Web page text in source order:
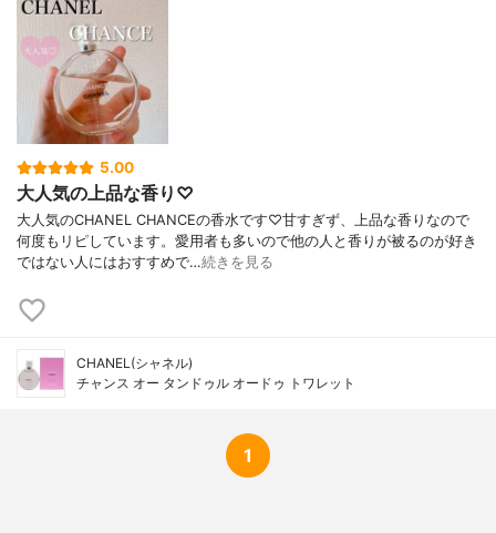
5.00
大人気の上品な香り♡
大人気のCHANEL CHANCEの香水です♡甘すぎず、上品な香りなので
何度もリピしています。愛用者も多いので他の人と香りが被るのが好き
ではない人にはおすすめで…続きを見る
CHANEL(シャネル)
チャンス オー タンドゥル オードゥ トワレット
1